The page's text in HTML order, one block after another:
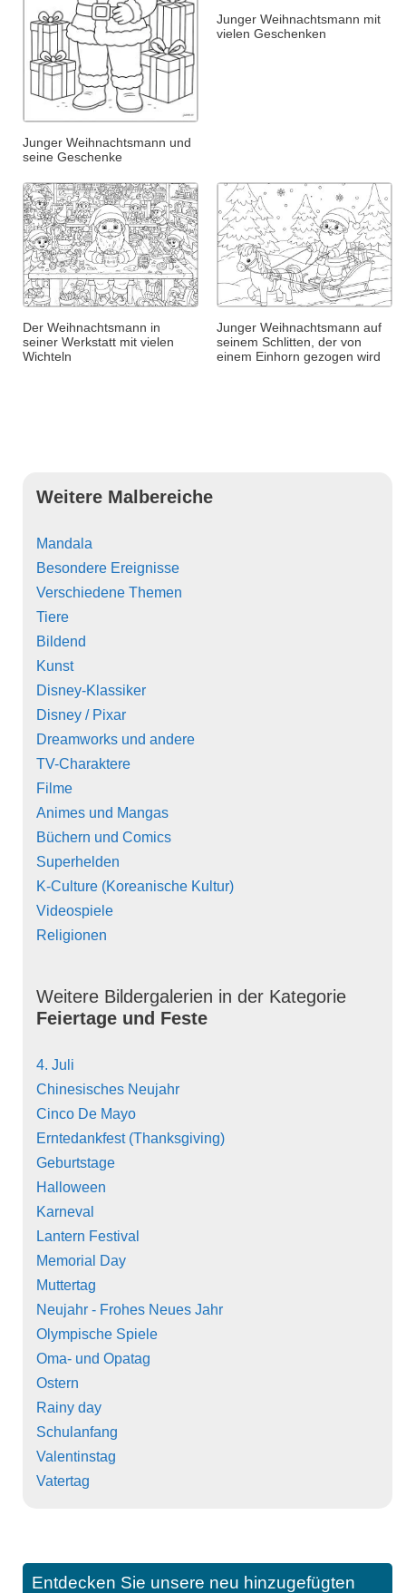
Junger Weihnachtsmann und
seine Geschenke
Junger Weihnachtsmann mit
vielen Geschenken
Der Weihnachtsmann in
seiner Werkstatt mit vielen
Wichteln
Junger Weihnachtsmann auf
seinem Schlitten, der von
einem Einhorn gezogen wird
Weitere Malbereiche
Mandala
Besondere Ereignisse
Verschiedene Themen
Tiere
Bildend
Kunst
Disney-Klassiker
Disney / Pixar
Dreamworks und andere
TV-Charaktere
Filme
Animes und Mangas
Büchern und Comics
Superhelden
K-Culture (Koreanische Kultur)
Videospiele
Religionen
Weitere Bildergalerien in der Kategorie
Feiertage und Feste
4. Juli
Chinesisches Neujahr
Cinco De Mayo
Erntedankfest (Thanksgiving)
Geburtstage
Halloween
Karneval
Lantern Festival
Memorial Day
Muttertag
Neujahr - Frohes Neues Jahr
Olympische Spiele
Oma- und Opatag
Ostern
Rainy day
Schulanfang
Valentinstag
Vatertag
Entdecken Sie unsere neu hinzugefügten